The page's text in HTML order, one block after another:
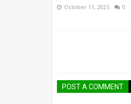
October 11, 2025 0
POST A COMMENT